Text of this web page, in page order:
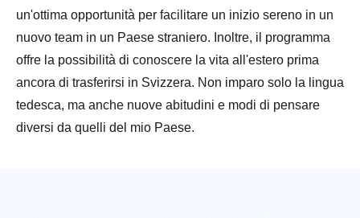
un'ottima opportunità per facilitare un inizio sereno in un
nuovo team in un Paese straniero. Inoltre, il programma
offre la possibilità di conoscere la vita all'estero prima
ancora di trasferirsi in Svizzera. Non imparo solo la lingua
tedesca, ma anche nuove abitudini e modi di pensare
diversi da quelli del mio Paese.